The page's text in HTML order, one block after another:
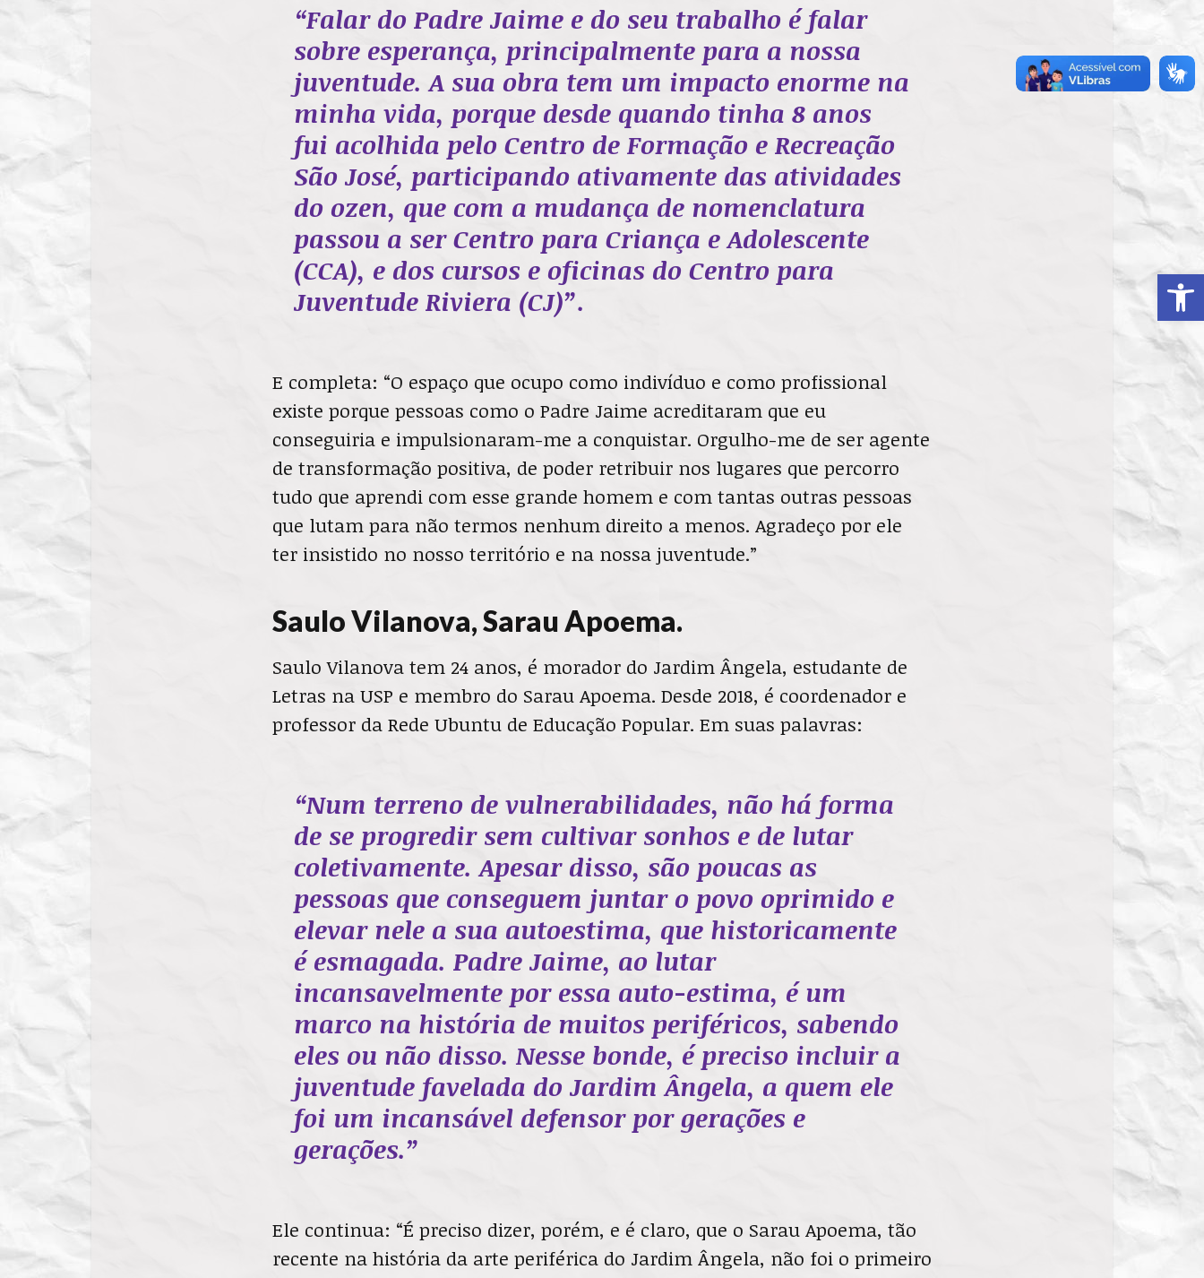
“Falar do Padre Jaime e do seu trabalho é falar
sobre esperança, principalmente para a nossa
juventude. A sua obra tem um impacto enorme na
minha vida, porque desde quando tinha 8 anos
fui acolhida pelo Centro de Formação e Recreação
São José, participando ativamente das atividades
do ozen, que com a mudança de nomenclatura
passou a ser Centro para Criança e Adolescente
(CCA), e dos cursos e oficinas do Centro para
Juventude Riviera (CJ)”.
E completa: “O espaço que ocupo como indivíduo e como profissional
existe porque pessoas como o Padre Jaime acreditaram que eu
conseguiria e impulsionaram-me a conquistar. Orgulho-me de ser agente
de transformação positiva, de poder retribuir nos lugares que percorro
tudo que aprendi com esse grande homem e com tantas outras pessoas
que lutam para não termos nenhum direito a menos. Agradeço por ele
ter insistido no nosso território e na nossa juventude.”
Saulo Vilanova, Sarau Apoema.
Saulo Vilanova tem 24 anos, é morador do Jardim Ângela, estudante de
Letras na USP e membro do Sarau Apoema. Desde 2018, é coordenador e
professor da Rede Ubuntu de Educação Popular. Em suas palavras:
“Num terreno de vulnerabilidades, não há forma
de se progredir sem cultivar sonhos e de lutar
coletivamente. Apesar disso, são poucas as
pessoas que conseguem juntar o povo oprimido e
elevar nele a sua autoestima, que historicamente
é esmagada. Padre Jaime, ao lutar
incansavelmente por essa auto-estima, é um
marco na história de muitos periféricos, sabendo
eles ou não disso. Nesse bonde, é preciso incluir a
juventude favelada do Jardim Ângela, a quem ele
foi um incansável defensor por gerações e
gerações.”
Ele continua: “É preciso dizer, porém, e é claro, que o Sarau Apoema, tão
recente na história da arte periférica do Jardim Ângela, não foi o primeiro